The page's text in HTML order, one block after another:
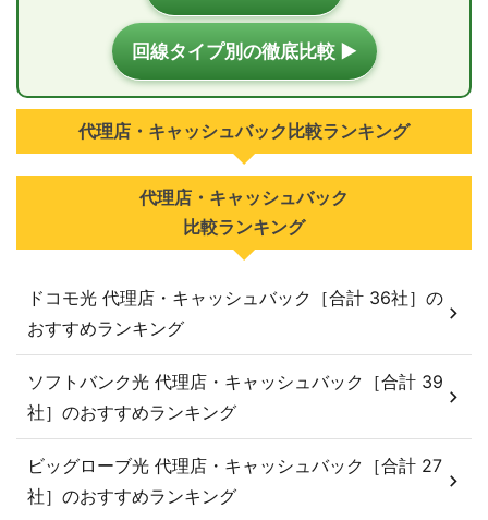
回線タイプ別の徹底比較 ▶
代理店・キャッシュバック比較ランキング
代理店・キャッシュバック
比較ランキング
ドコモ光 代理店・キャッシュバック［合計 36社］の
おすすめランキング
ソフトバンク光 代理店・キャッシュバック［合計 39
社］のおすすめランキング
ビッグローブ光 代理店・キャッシュバック［合計 27
社］のおすすめランキング